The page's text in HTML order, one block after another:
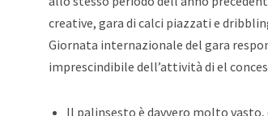
creative, gara di calci piazzati e
Giornata internazionale del gara
imprescindibile dell’attività di el
Il palinsesto è davvero molto